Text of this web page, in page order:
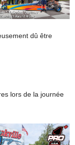
dû être
lors de la journée